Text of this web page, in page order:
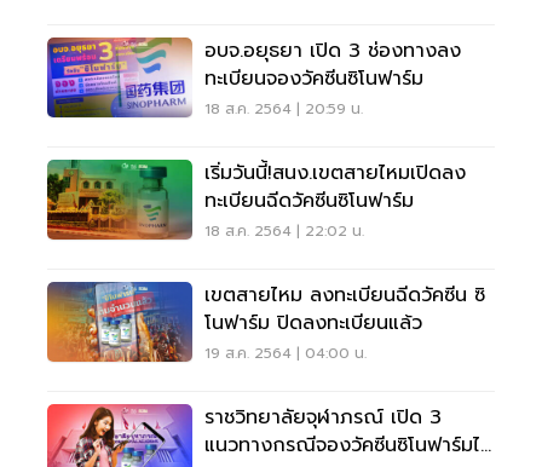
อบจ.อยุธยา เปิด 3 ช่องทางลง
ทะเบียนจองวัคซีนซิโนฟาร์ม
18 ส.ค. 2564 | 20:59 น.
เริ่มวันนี้!สนง.เขตสายไหมเปิดลง
ทะเบียนฉีดวัคซีนซิโนฟาร์ม
18 ส.ค. 2564 | 22:02 น.
เขตสายไหม ลงทะเบียนฉีดวัคซีน ซิ
โนฟาร์ม ปิดลงทะเบียนแล้ว
19 ส.ค. 2564 | 04:00 น.
ราชวิทยาลัยจุฬาภรณ์ เปิด 3
แนวทางกรณีจองวัคซีนซิโนฟาร์มไว้